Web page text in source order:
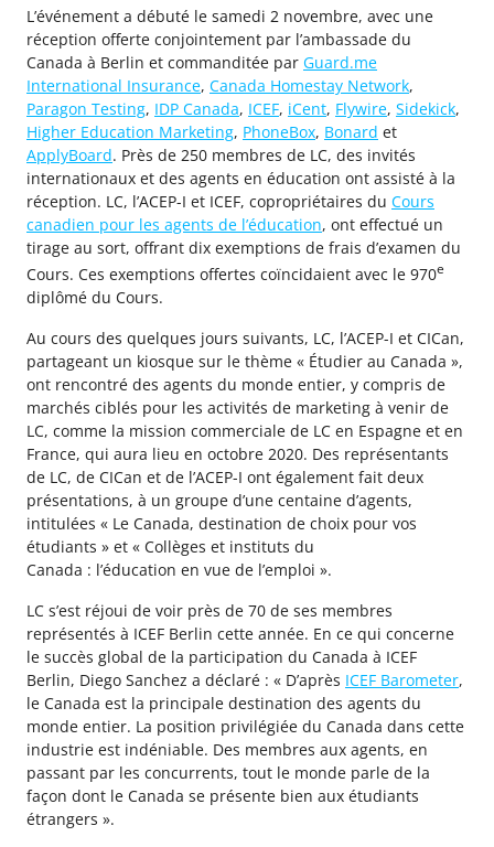
L’événement a débuté le samedi 2 novembre, avec une
réception offerte conjointement par l’ambassade du
Canada à Berlin et commanditée par Guard.me
International Insurance, Canada Homestay Network,
Paragon Testing, IDP Canada, ICEF, iCent, Flywire, Sidekick,
Higher Education Marketing, PhoneBox, Bonard et
ApplyBoard. Près de 250 membres de LC, des invités
internationaux et des agents en éducation ont assisté à la
réception. LC, l’ACEP-I et ICEF, copropriétaires du Cours
canadien pour les agents de l’éducation, ont effectué un
tirage au sort, offrant dix exemptions de frais d’examen du
Cours. Ces exemptions offertes coïncidaient avec le 970e
diplômé du Cours.
Au cours des quelques jours suivants, LC, l’ACEP-I et CICan,
partageant un kiosque sur le thème « Étudier au Canada »,
ont rencontré des agents du monde entier, y compris de
marchés ciblés pour les activités de marketing à venir de
LC, comme la mission commerciale de LC en Espagne et en
France, qui aura lieu en octobre 2020. Des représentants
de LC, de CICan et de l’ACEP-I ont également fait deux
présentations, à un groupe d’une centaine d’agents,
intitulées « Le Canada, destination de choix pour vos
étudiants » et « Collèges et instituts du
Canada : l’éducation en vue de l’emploi ».
LC s’est réjoui de voir près de 70 de ses membres
représentés à ICEF Berlin cette année. En ce qui concerne
le succès global de la participation du Canada à ICEF
Berlin, Diego Sanchez a déclaré : « D’après ICEF Barometer,
le Canada est la principale destination des agents du
monde entier. La position privilégiée du Canada dans cette
industrie est indéniable. Des membres aux agents, en
passant par les concurrents, tout le monde parle de la
façon dont le Canada se présente bien aux étudiants
étrangers ».